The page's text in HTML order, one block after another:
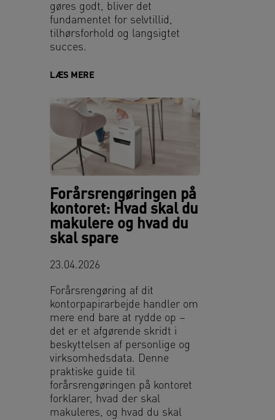
gøres godt, bliver det
fundamentet for selvtillid,
tilhørsforhold og langsigtet
succes.
LÆS MERE
Forårsrengøringen på
kontoret: Hvad skal du
makulere og hvad du
skal spare
23.04.2026
Forårsrengøring af dit
kontorpapirarbejde handler om
mere end bare at rydde op –
det er et afgørende skridt i
beskyttelsen af personlige og
virksomhedsdata. Denne
praktiske guide til
forårsrengøringen på kontoret
forklarer, hvad der skal
makuleres, og hvad du skal